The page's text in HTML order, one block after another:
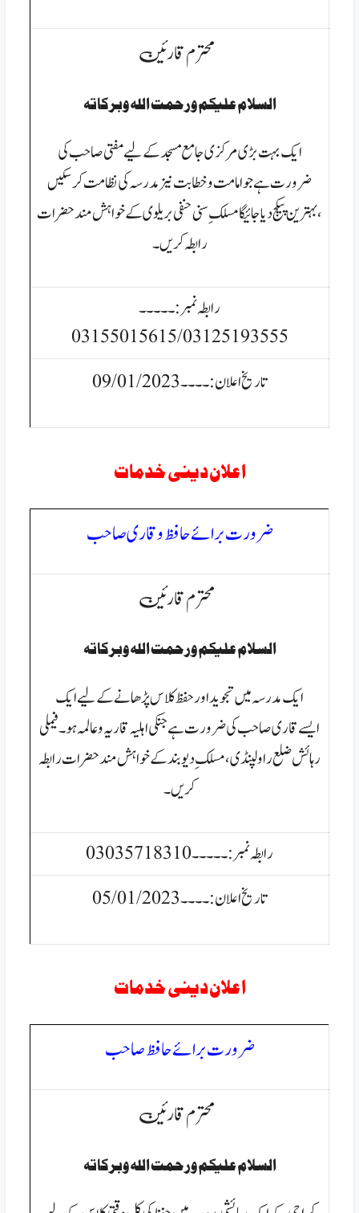
محترم قارئین
السلام عليكم ورحمت الله وبركاتہ
ایک بہت بڑی مرکزی جامع مسجد کے لیےمفتی صاحب کی
ضرورت ہےجو امامت وخطابت نیز مدرسہ کی نظامت کرسکیں
،بہترین پیکج دیاجائیگا مسلکِ سنی حنفی بریلوی کےخواہش مند حضرات
رابطہ کریں۔
رابطہ نمبر:۔۔۔۔۔
03155015615/03125193555
تاریخ اعلان:۔۔۔۔09/01/2023
اعلان دینی خدمات
ضرورت برائے حافظ و قاری صاحب
محترم قارئین
السلام عليكم ورحمت الله وبركاتہ
ایک مدرسہ میں تجوید اورحفظ کلاس پڑھانےکے لیے ایک
ایسےقاری صاحب کی ضرورت ہے جنکی اہلیہ قاریہ و عالمہ ہو۔فیملی
رہائش ضلع راولپنڈی ، مسلکِ دیوبندکےخواہش مند حضرات رابطہ
کریں۔
رابطہ نمبر:۔۔۔۔۔03035718310
تاریخ اعلان:۔۔۔۔05/01/2023
اعلان دینی خدمات
ضرورت برائے حافظ صاحب
محترم قارئین
السلام عليكم ورحمت الله وبركاتہ